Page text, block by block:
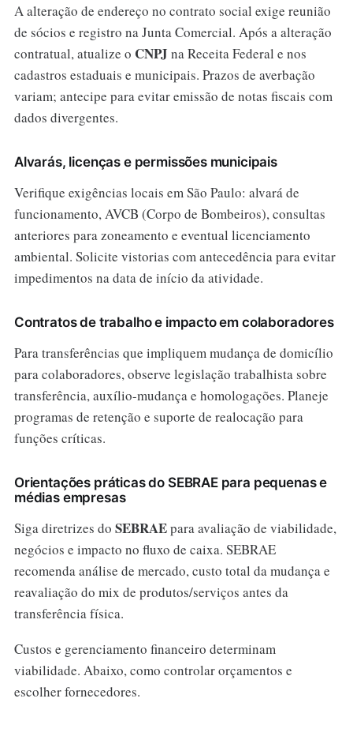
A alteração de endereço no contrato social exige reunião
de sócios e registro na Junta Comercial. Após a alteração
contratual, atualize o CNPJ na Receita Federal e nos
cadastros estaduais e municipais. Prazos de averbação
variam; antecipe para evitar emissão de notas fiscais com
dados divergentes.
Alvarás, licenças e permissões municipais
Verifique exigências locais em São Paulo: alvará de
funcionamento, AVCB (Corpo de Bombeiros), consultas
anteriores para zoneamento e eventual licenciamento
ambiental. Solicite vistorias com antecedência para evitar
impedimentos na data de início da atividade.
Contratos de trabalho e impacto em colaboradores
Para transferências que impliquem mudança de domicílio
para colaboradores, observe legislação trabalhista sobre
transferência, auxílio-mudança e homologações. Planeje
programas de retenção e suporte de realocação para
funções críticas.
Orientações práticas do SEBRAE para pequenas e
médias empresas
Siga diretrizes do SEBRAEpara avaliação de viabilidade,
negócios e impacto no fluxo de caixa. SEBRAE
recomenda análise de mercado, custo total da mudança e
reavaliação do mix de produtos/serviços antes da
transferência física.
Custos e gerenciamento financeiro determinam
viabilidade. Abaixo, como controlar orçamentos e
escolher fornecedores.